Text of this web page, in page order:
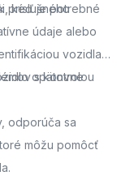
príslušného
keď je potrebné
údaje alebo
vozidla.
opätovne
s kontrolou
odporúča sa
môžu pomôcť